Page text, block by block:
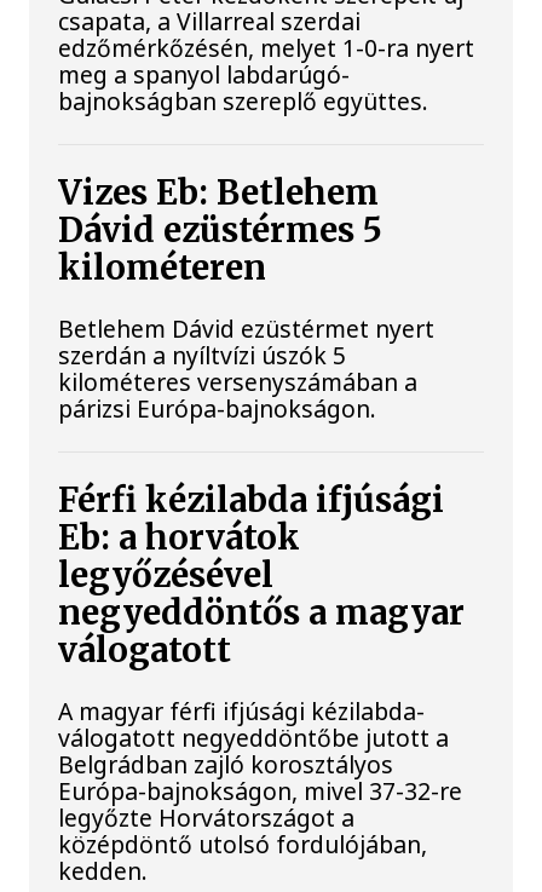
csapata, a Villarreal szerdai
edzőmérkőzésén, melyet 1-0-ra nyert
meg a spanyol labdarúgó-
bajnokságban szereplő együttes.
Vizes Eb: Betlehem
Dávid ezüstérmes 5
kilométeren
Betlehem Dávid ezüstérmet nyert
szerdán a nyíltvízi úszók 5
kilométeres versenyszámában a
párizsi Európa-bajnokságon.
Férfi kézilabda ifjúsági
Eb: a horvátok
legyőzésével
negyeddöntős a magyar
válogatott
A magyar férfi ifjúsági kézilabda-
válogatott negyeddöntőbe jutott a
Belgrádban zajló korosztályos
Európa-bajnokságon, mivel 37-32-re
legyőzte Horvátországot a
középdöntő utolsó fordulójában,
kedden.